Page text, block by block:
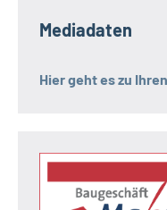
Mediadaten
Hier geht es zu